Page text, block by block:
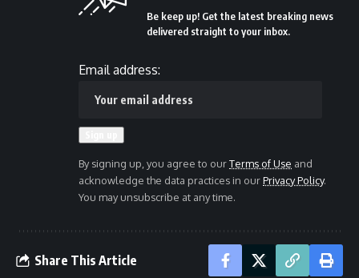
Be keep up! Get the latest breaking news
delivered straight to your inbox.
Email address:
By signing up, you agree to ourTerms of Use and
acknowledge the data practices in ourPrivacy Policy.
You may unsubscribe at any time.
Share This Article